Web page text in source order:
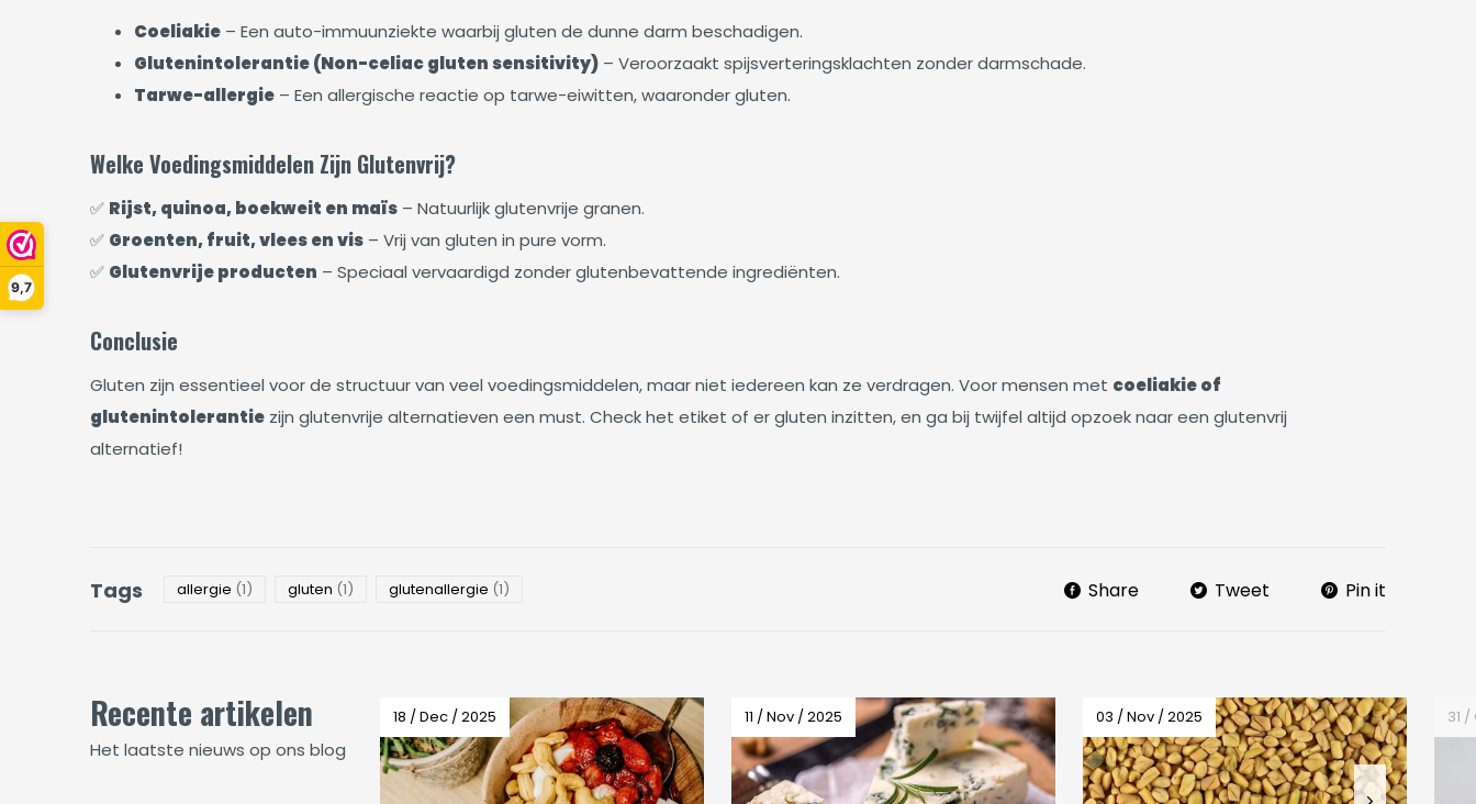
9,7
Coeliakie – Een auto-immuunziekte waarbij gluten de dunne darm beschadigen.
Glutenintolerantie (Non-celiac gluten sensitivity) – Veroorzaakt spijsverteringsklachten zonder darmschade.
Tarwe-allergie – Een allergische reactie op tarwe-eiwitten, waaronder gluten.
Welke Voedingsmiddelen Zijn Glutenvrij?
✅ Rijst, quinoa, boekweit en maïs – Natuurlijk glutenvrije granen.
✅ Groenten, fruit, vlees en vis – Vrij van gluten in pure vorm.
✅ Glutenvrije producten – Speciaal vervaardigd zonder glutenbevattende ingrediënten.
Conclusie
Gluten zijn essentieel voor de structuur van veel voedingsmiddelen, maar niet iedereen kan ze verdragen. Voor mensen met coeliakie of
glutenintolerantie zijn glutenvrije alternatieven een must. Check het etiket of er gluten inzitten, en ga bij twijfel altijd opzoek naar een glutenvrij
alternatief!
Tags allergie (1) gluten (1) glutenallergie (1) Share Tweet Pin it
Recente artikelen
Het laatste nieuws op ons blog
18 / Dec / 2025 11 / Nov / 2025 03 / Nov / 2025 31